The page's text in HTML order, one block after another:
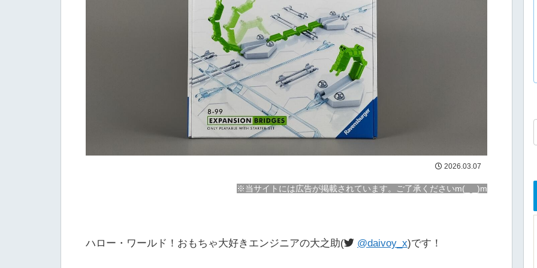
2026.03.07
※当サイトには広告が掲載されています。ご了承くださいm(_ _)m
ハロー・ワールド！おもちゃ大好きエンジニアの大之助( @daivoy_x)です！